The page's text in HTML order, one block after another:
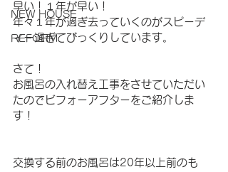
NEW HOUSE
REFORM
早い！１年が早い！
年々１年が過ぎ去っていくのがスピーデ
ィー過ぎてびっくりしています。
さて！
お風呂の入れ替え工事をさせていただい
たのでビフォーアフターをご紹介しま
す！
交換する前のお風呂は20年以上前のも